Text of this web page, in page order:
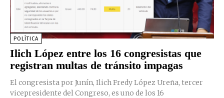
POLÍTICA
Ilich López entre los 16 congresistas que
registran multas de tránsito impagas
El congresista por Junín, Ilich Fredy López Ureña, tercer
vicepresidente del Congreso, es uno de los 16